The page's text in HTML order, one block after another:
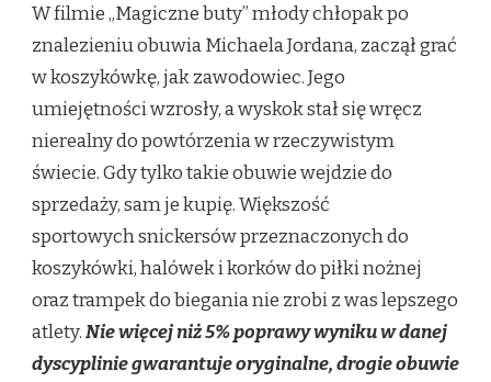
W filmie „Magiczne buty” młody chłopak po
znalezieniu obuwia Michaela Jordana, zaczął grać
w koszykówkę, jak zawodowiec. Jego
umiejętności wzrosły, a wyskok stał się wręcz
nierealny do powtórzenia w rzeczywistym
świecie. Gdy tylko takie obuwie wejdzie do
sprzedaży, sam je kupię. Większość
sportowych snickersów przeznaczonych do
koszykówki, halówek i korków do piłki nożnej
oraz trampek do biegania nie zrobi z was lepszego
atlety.Nie więcej niż 5% poprawy wyniku w danej
dyscyplinie gwarantuje oryginalne, drogie obuwie